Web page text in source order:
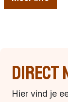
Direct
Hier vind je